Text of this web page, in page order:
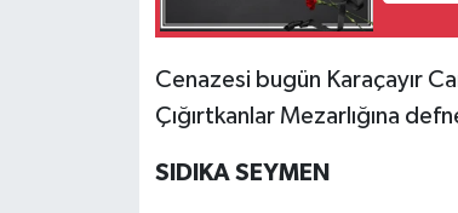
Cenazesi bugün Karaçayır
Çığırtkanlar Mezarlığına
SIDIKA SEYMEN